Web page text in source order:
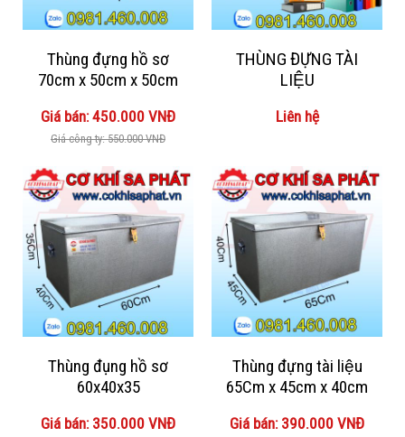
Thùng đựng hồ sơ
70cm x 50cm x 50cm
Giá bán: 450.000 VNĐ
Giá công ty: 550.000 VNĐ
THÙNG ĐỰNG TÀI
LIỆU
Liên hệ
Thùng đụng hồ sơ
60x40x35
Giá bán: 350.000 VNĐ
Thùng đựng tài liệu
65Cm x 45cm x 40cm
Giá bán: 390.000 VNĐ